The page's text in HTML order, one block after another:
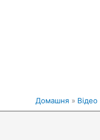
Домашня Відео